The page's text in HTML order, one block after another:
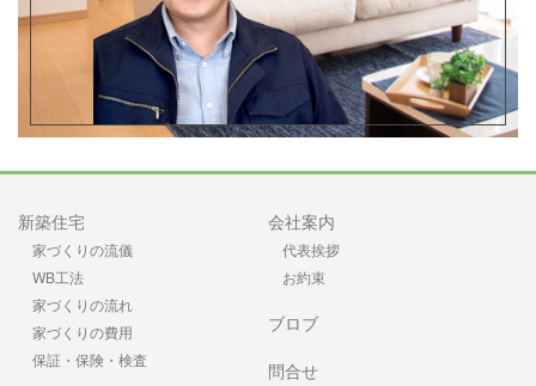
新築住宅
家づくりの流儀
WB工法
家づくりの流れ
家づくりの費用
保証・保険・検査
会社案内
代表挨拶
お約束
ブロブ
問合せ